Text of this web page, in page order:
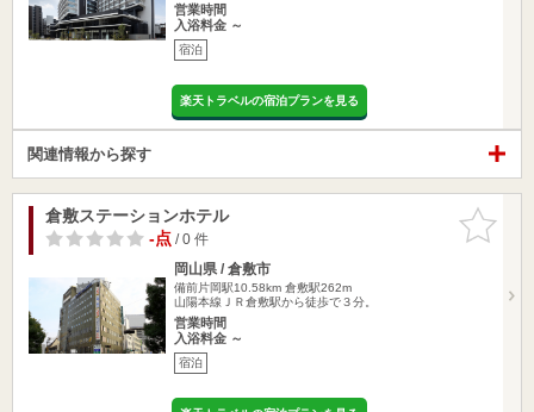
営業時間
入浴料金 ～
宿泊
楽天トラベルの宿泊プランを見る
関連情報から探す
お気に入
りに追加
倉敷ステーションホテル
-点/ 0 件
岡山県 / 倉敷市
備前片岡駅10.58km 倉敷駅262m
山陽本線ＪＲ倉敷駅から徒歩で３分。
営業時間
入浴料金 ～
宿泊